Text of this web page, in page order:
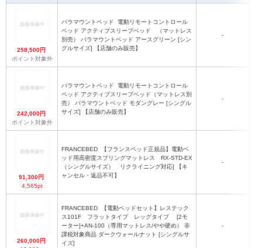
258,500円
ポイント対象外
パラマウントベッド
ベッド アクティブスリープベッド （マットレス
別売） パラマウントベッド アースグリーン [シン
グルサイズ] 【店舗のみ販売】
-
242,000円
ポイント対象外
パラマウントベッド
ベッド アクティブスリープベッド（マットレス別
売） パラマウントベッド モダングレー [シングル
サイズ] 【店舗のみ販売】
-
91,300円
4,565pt
FRANCEBED
ッド用高密度スプリングマットレス RX-STD-EX
（シングルサイズ） リクライニング対応] 【キ
ャンセル・返品不可】
-
260,000円
FRANCEBED
ス101F フラットタイプ レッグタイプ [2モ
ーター]+AN-100（専用マットレス/やや硬め） 非
課税対象商品 ダークウォールナット [シングルサ
イズ]
-